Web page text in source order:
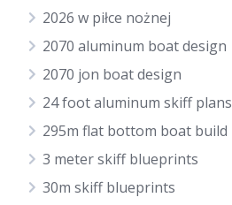
2026 w piłce nożnej
2070 aluminum boat design
2070 jon boat design
24 foot aluminum skiff plans
295m flat bottom boat build
3 meter skiff blueprints
30m skiff blueprints